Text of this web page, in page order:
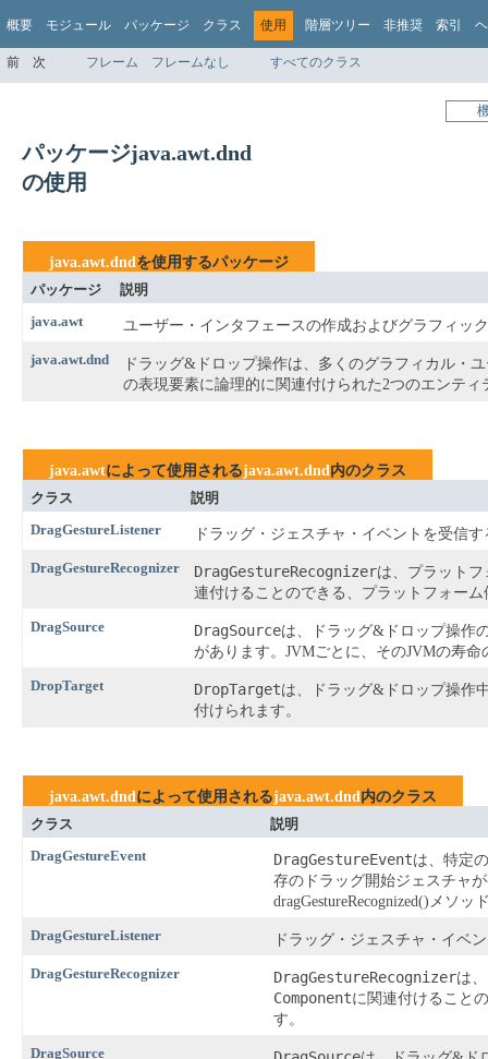
概要 モジュール パッケージ クラス 使用 階層ツリー 非推奨 索引
前 次 フレーム フレームなし すべてのクラス
パッケージjava.awt.dnd
の使用
java.awt.dndを使用するパッケージ
パッケージ
説明
java.awt
ユーザー・インタフェースの作成およびグラフィッ
java.awt.dnd
ドラッグ&ドロップ操作は、多くのグラフィカル・
の表現要素に論理的に関連付けられた2つのエンテ
java.awtによって使用されるjava.awt.dnd内のクラス
クラス
説明
DragGestureListener
ドラッグ・ジェスチャ・イベントを受信
DragGestureRecognizer DragGestureRecognizerは、プラット
連付けることのできる、プラットフォー
DragSource DragSourceは、ドラッグ&ドロップ操作
があります。JVMごとに、そのJVMの寿
DropTarget DropTargetは、ドラッグ&ドロップ操作
付けられます。
java.awt.dndによって使用されるjava.awt.dnd内のクラス
クラス
説明
DragGestureEvent
DragGestureEventは、特定の
存のドラッグ開始ジェスチャ
dragGestureRecognized()メソッ
DragGestureListener ドラッグ・ジェスチャ・イベ
DragGestureRecognizer DragGestureRecognizerは
Componentに関連付けること
す。
DragSource